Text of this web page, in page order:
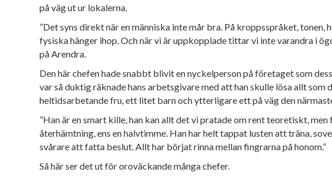
på väg ut ur lokalerna.
”Det syns direkt när en människa inte mår bra. På kroppsspråket, tonen,
fysiska hänger ihop. Och när vi är uppkopplade tittar vi inte varandra i
på Arendra.
Den här chefen hade snabbt blivit en nyckelperson på företaget som
var så duktig räknade hans arbetsgivare med att han skulle lösa allt som
heltidsarbetande fru, ett litet barn och ytterligare ett på väg den
”Han är en smart kille, han kan allt det vi pratade om rent teoretiskt, men
återhämtning,ens en halvtimme. Han har helt tappat lusten att träna,
svårare att fatta beslut. Allt har börjat rinna mellan fingrarna på honom.”
Så här ser det ut för oroväckande många chefer.